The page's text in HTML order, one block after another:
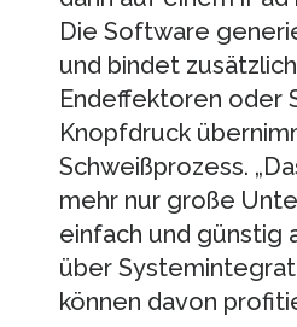
Die Software
und bindet
Endeffektoren oder
Knopfdruck
Schweißprozess.
mehr nur große
einfach und günstig
über
können davon